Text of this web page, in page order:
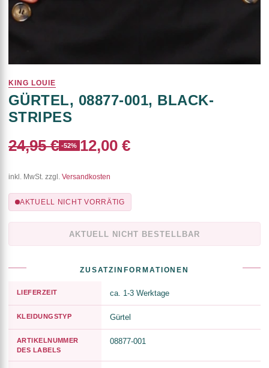
KING LOUIE
GÜRTEL, 08877-001, BLACK-
STRIPES
24,95 € -52% 12,00 €
inkl. MwSt. zzgl. Versandkosten
AKTUELL NICHT VORRÄTIG
AKTUELL NICHT BESTELLBAR
ZUSATZINFORMATIONEN
LIEFERZEIT ca. 1-3 Werktage
KLEIDUNGSTYP Gürtel
ARTIKELNUMMER
DES LABELS
08877-001